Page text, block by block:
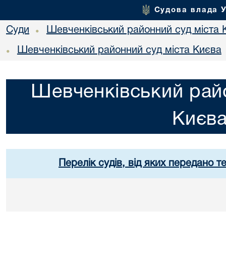
Судова влада
Суди • Шевченківський районний суд міста
• Шевченківський районний суд міста Києва
Шевченківський
Перелік судів, від яких передано